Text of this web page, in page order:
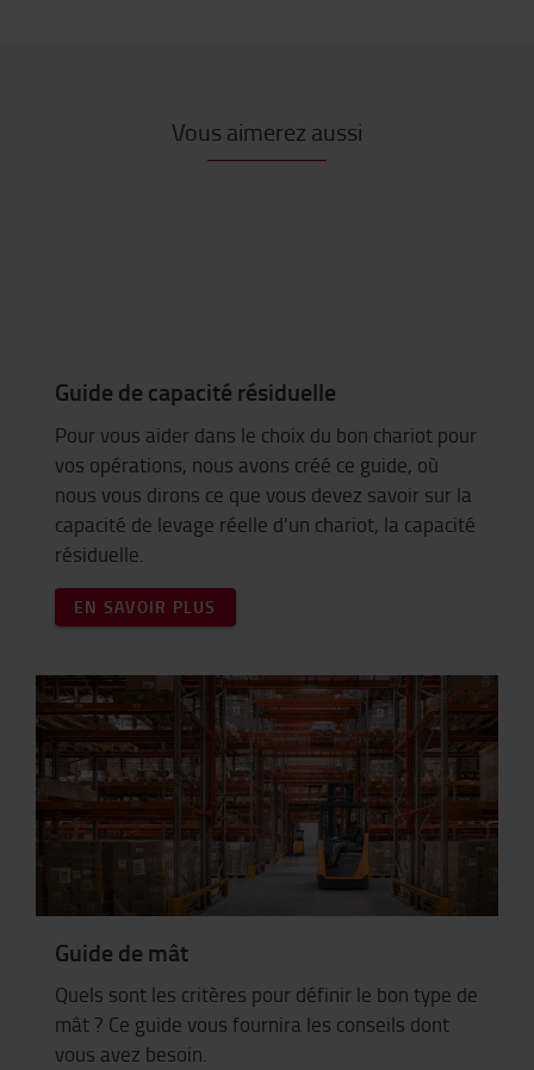
Vous aimerez aussi
Guide de capacité résiduelle
Pour vous aider dans le choix du bon chariot pour
vos opérations, nous avons créé ce guide, où
nous vous dirons ce que vous devez savoir sur la
capacité de levage réelle d'un chariot, la capacité
résiduelle.
EN SAVOIR PLUS
Guide de mât
Quels sont les critères pour définir le bon type de
mât ? Ce guide vous fournira les conseils dont
vous avez besoin.